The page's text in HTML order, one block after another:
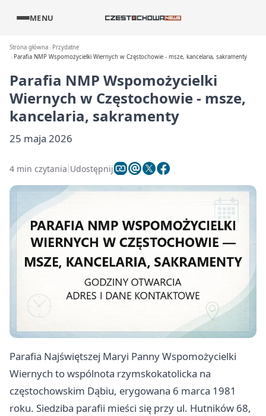
MENU
Strona główna
Przydatne
Parafia NMP Wspomożycielki Wiernych w Częstochowie - msze, kancelaria, sakramenty
Parafia NMP Wspomożycielki
Wiernych w Częstochowie - msze,
kancelaria, sakramenty
25 maja 2026
4 min czytania Udostępnij
Parafia Najświętszej Maryi Panny Wspomożycielki
Wiernych to wspólnota rzymskokatolicka na
częstochowskim Dąbiu, erygowana 6 marca 1981
roku. Siedziba parafii mieści się przy ul. Hutników 68,